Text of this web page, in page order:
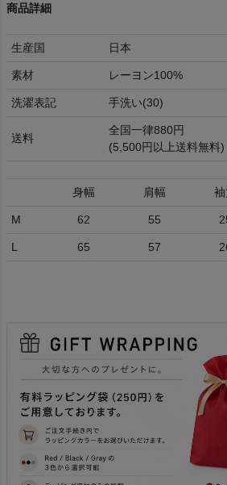
商品詳細
生産国 日本
素材 レーヨン100%
洗濯表記 手洗い(30)
送料
全国一律880円
(5,500円以上送料無料)
身幅 肩幅
M 62 55
L 65 57